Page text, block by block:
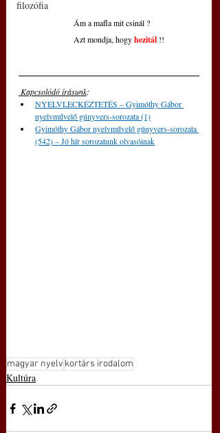
filozófia
Ám a mafla mit csinál ?
Azt mondja, hogy hezitál !!
Kapcsolódó írásunk:
NYELVLECKÉZTETÉS – Gyimóthy Gábor
nyelvművelő gúnyvers-sorozata (1)
Gyimóthy Gábor nyelvművelő gúnyvers-sorozata
(542) – Jó hír sorozatunk olvasóinak
magyar nyelv kortárs irodalom
Kultúra